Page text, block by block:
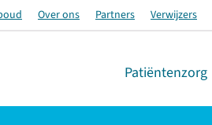
Over ons Partners Verwijzers
Patiëntenzorg